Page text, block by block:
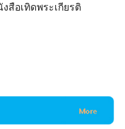
สือเทิดพระเกียรติ